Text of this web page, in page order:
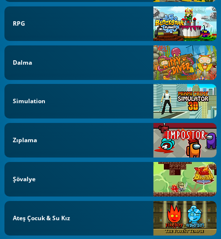
RPG
Dalma
Simulation
Zıplama
Şövalye
Ateş Çocuk & Su Kız